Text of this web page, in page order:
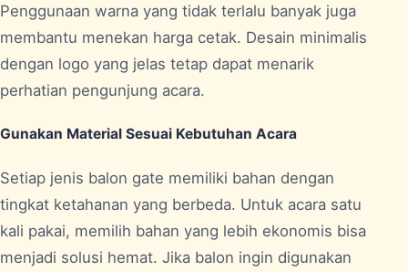
Penggunaan warna yang tidak terlalu banyak juga
membantu menekan harga cetak. Desain minimalis
dengan logo yang jelas tetap dapat menarik
perhatian pengunjung acara.
Gunakan Material Sesuai Kebutuhan Acara
Setiap jenis balon gate memiliki bahan dengan
tingkat ketahanan yang berbeda. Untuk acara satu
kali pakai, memilih bahan yang lebih ekonomis bisa
menjadi solusi hemat. Jika balon ingin digunakan